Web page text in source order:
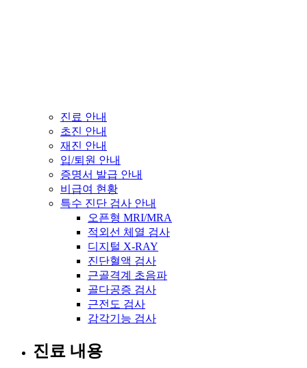
진료 안내
초진 안내
재진 안내
입/퇴원 안내
증명서 발급 안내
비급여 현황
특수 진단 검사 안내
오픈형 MRI/MRA
적외선 체열 검사
디지털 X-RAY
진단혈액 검사
근골격계 초음파
골다공증 검사
근전도 검사
감각기능 검사
진료 내용